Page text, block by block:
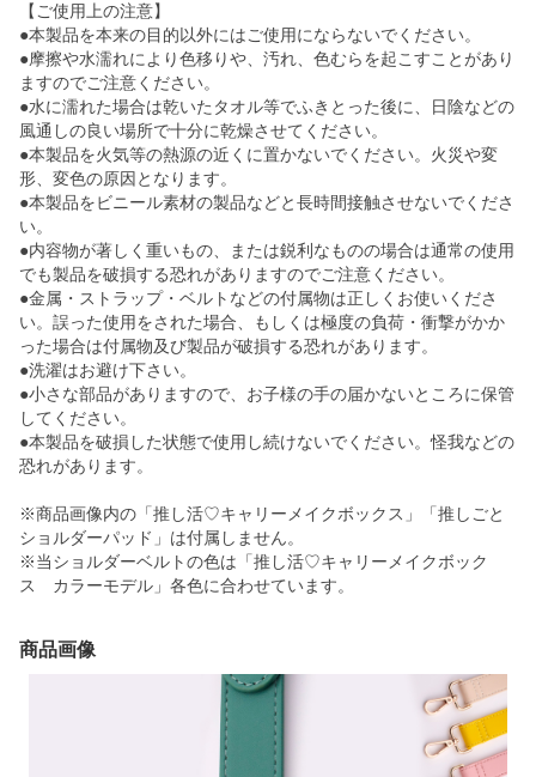
【ご使用上の注意】
●本製品を本来の目的以外にはご使用にならないでください。
●摩擦や水濡れにより色移りや、汚れ、色むらを起こすことがあり
ますのでご注意ください。
●水に濡れた場合は乾いたタオル等でふきとった後に、日陰などの
風通しの良い場所で十分に乾燥させてください。
●本製品を火気等の熱源の近くに置かないでください。火災や変
形、変色の原因となります。
●本製品をビニール素材の製品などと長時間接触させないでくださ
い。
●内容物が著しく重いもの、または鋭利なものの場合は通常の使用
でも製品を破損する恐れがありますのでご注意ください。
●金属・ストラップ・ベルトなどの付属物は正しくお使いくださ
い。誤った使用をされた場合、もしくは極度の負荷・衝撃がかか
った場合は付属物及び製品が破損する恐れがあります。
●洗濯はお避け下さい。
●小さな部品がありますので、お子様の手の届かないところに保管
してください。
●本製品を破損した状態で使用し続けないでください。怪我などの
恐れがあります。
※商品画像内の「推し活♡キャリーメイクボックス」「推しごと
ショルダーパッド」は付属しません。
※当ショルダーベルトの色は「推し活♡キャリーメイクボック
ス カラーモデル」各色に合わせています。
商品画像